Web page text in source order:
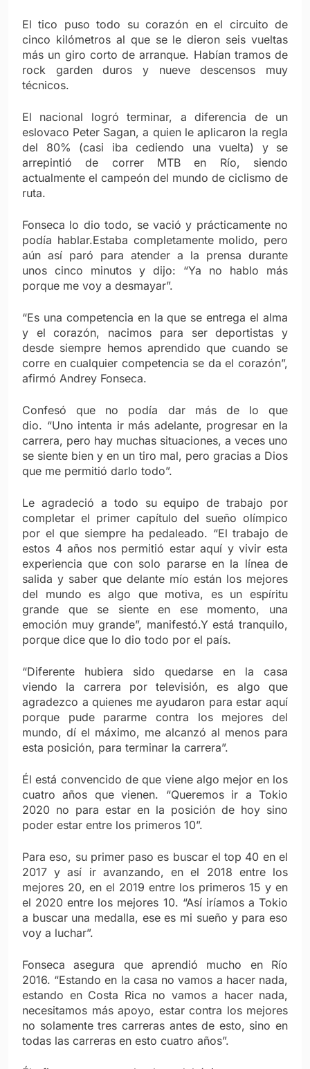
El tico puso todo su corazón en el circuito de
cinco kilómetros al que se le dieron seis vueltas
más un giro corto de arranque. Habían tramos de
rock garden duros y nueve descensos muy
técnicos.
El nacional logró terminar, a diferencia de un
eslovaco Peter Sagan, a quien le aplicaron la regla
del 80% (casi iba cediendo una vuelta) y se
arrepintió de correr MTB en Río, siendo
actualmente el campeón del mundo de ciclismo de
ruta.
Fonseca lo dio todo, se vació y prácticamente no
podía hablar.Estaba completamente molido, pero
aún así paró para atender a la prensa durante
unos cinco minutos y dijo: “Ya no hablo más
porque me voy a desmayar”.
“Es una competencia en la que se entrega el alma
y el corazón, nacimos para ser deportistas y
desde siempre hemos aprendido que cuando se
corre en cualquier competencia se da el corazón”,
afirmó Andrey Fonseca.
Confesó que no podía dar más de lo que
dio. “Uno intenta ir más adelante, progresar en la
carrera, pero hay muchas situaciones, a veces uno
se siente bien y en un tiro mal, pero gracias a Dios
que me permitió darlo todo”.
Le agradeció a todo su equipo de trabajo por
completar el primer capítulo del sueño olímpico
por el que siempre ha pedaleado. “El trabajo de
estos 4 años nos permitió estar aquí y vivir esta
experiencia que con solo pararse en la línea de
salida y saber que delante mío están los mejores
del mundo es algo que motiva, es un espíritu
grande que se siente en ese momento, una
emoción muy grande”, manifestó.Y está tranquilo,
porque dice que lo dio todo por el país.
“Diferente hubiera sido quedarse en la casa
viendo la carrera por televisión, es algo que
agradezco a quienes me ayudaron para estar aquí
porque pude pararme contra los mejores del
mundo, dí el máximo, me alcanzó al menos para
esta posición, para terminar la carrera”.
Él está convencido de que viene algo mejor en los
cuatro años que vienen. “Queremos ir a Tokio
2020 no para estar en la posición de hoy sino
poder estar entre los primeros 10”.
Para eso, su primer paso es buscar el top 40 en el
2017 y así ir avanzando, en el 2018 entre los
mejores 20, en el 2019 entre los primeros 15 y en
el 2020 entre los mejores 10. “Así iríamos a Tokio
a buscar una medalla, ese es mi sueño y para eso
voy a luchar”.
Fonseca asegura que aprendió mucho en Río
2016. “Estando en la casa no vamos a hacer nada,
estando en Costa Rica no vamos a hacer nada,
necesitamos más apoyo, estar contra los mejores
no solamente tres carreras antes de esto, sino en
todas las carreras en esto cuatro años”.